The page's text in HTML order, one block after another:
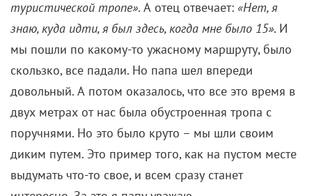
довольный. А потом оказалось, что все это время в
двух метрах от нас была обустроенная тропа с
поручнями. Но это было круто – мы шли своим
диким путем. Это пример того, как на пустом месте
выдумать что-то свое, и всем сразу станет
интересно. За это я папу уважаю.